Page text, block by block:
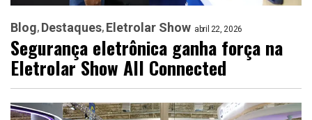
Blog Destaques Eletrolar Show abril 22, 2026
Segurança eletrônica ganha força na
Eletrolar Show All Connected